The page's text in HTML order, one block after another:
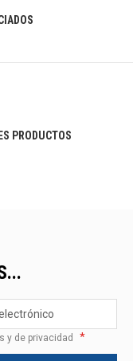
PRODUCTOS
y de privacidad *